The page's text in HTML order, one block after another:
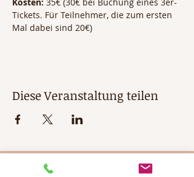
Tickets. Für Teilnehmer, die zum ersten
Mal dabei sind 20€)
Diese Veranstaltung teilen
We'd love to hear from you